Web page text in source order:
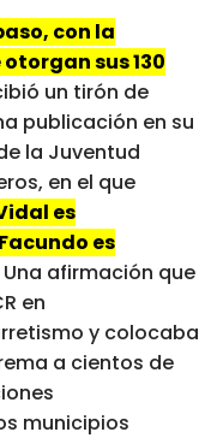
con la
sus 130
un tirón de
publicación en su
la Juventud
en el que
es
es
Una afirmación que
en
y colocaba
a cientos de
municipios